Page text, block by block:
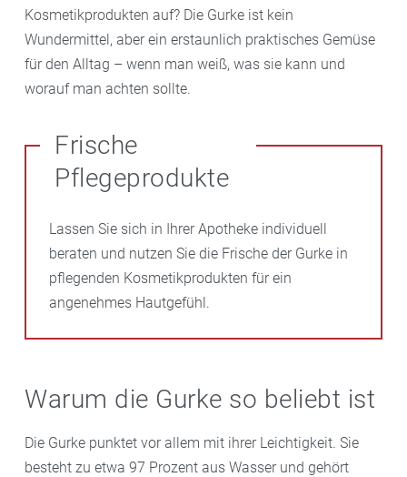
Kosmetikprodukten auf? Die Gurke ist kein
Wundermittel, aber ein erstaunlich praktisches Gemüse
für den Alltag – wenn man weiß, was sie kann und
worauf man achten sollte.
Frische
Pflegeprodukte
Lassen Sie sich in Ihrer Apotheke individuell
beraten und nutzen Sie die Frische der Gurke in
pflegenden Kosmetikprodukten für ein
angenehmes Hautgefühl.
Warum die Gurke so beliebt ist
Die Gurke punktet vor allem mit ihrer Leichtigkeit. Sie
besteht zu etwa 97 Prozent aus Wasser und gehört